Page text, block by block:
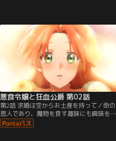
悪食令嬢と狂血公爵 第02話
第2話 求婚は空からお土産を持って／命の
恩人であり、魔物を食す趣味にも興味を示
してくれたアリスティードとの別れに名残
惜しさを感じつつも、屋敷へと帰還したメ